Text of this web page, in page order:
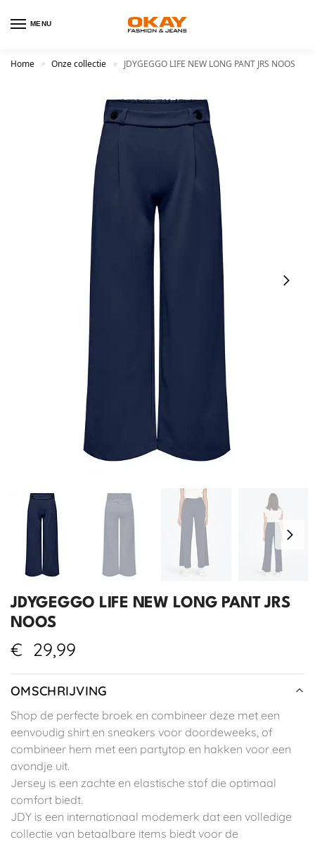
MENU
Home > Onze collectie > JDYGEGGO LIFE NEW LONG PANT JRS NOOS
JDYGEGGO LIFE NEW LONG PANT JRS
NOOS
€ 29,99
OMSCHRIJVING
Shop de perfecte broek en combineer deze met een
eenvoudig shirt en sneakers voor doordeweeks, of
combineer hem met een partytop en hakken voor een
avondje uit.
Jersey is een zachte en elastische stof die optimaal
comfort biedt.
JDY is een internationaal modemerk dat een volledige
collectie van betaalbare items biedt voor de